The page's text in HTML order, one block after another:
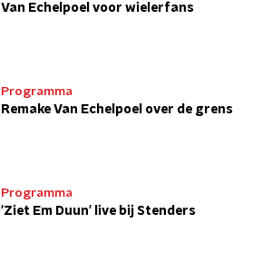
Van Echelpoel voor wielerfans
Programma
Remake Van Echelpoel over de grens
Programma
'Ziet Em Duun' live bij Stenders